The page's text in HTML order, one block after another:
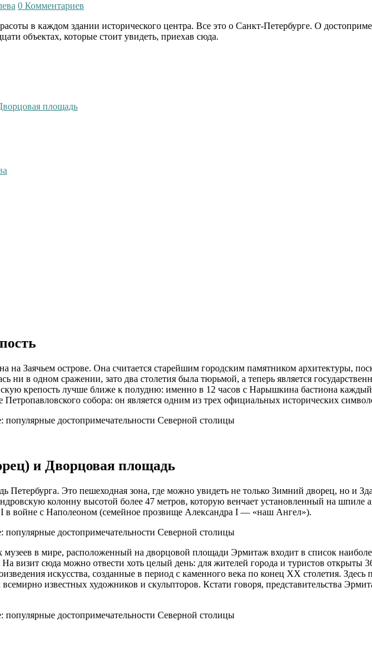
0 Комментариев
в каждом здании исторического центра. Все это о Санкт-Петербурге. О
объектах, которые стоит увидеть, приехав сюда.
площадь
на Заячьем острове. Она считается старейшим городским памятником архитектуры,
ни в одном сражении, зато два столетия была тюрьмой, а теперь является
крепость лучше ближе к полудню: именно в 12 часов с Нарышкина бастиона каждый
собора: он является одним из трех официальных исторических
и Дворцовая площадь
Петербурга. Это пешеходная зона, где можно увидеть не только Зимний дворец, но и
колонну высотой более 47 метров, которую венчает установленный на
I в войне с Наполеоном (семейное прозвище Александра I — «наш Ангел»).
в мире, расположенный на дворцовой площади Эрмитаж входит в список
визит сюда можно отвести хоть целый день: для жителей города и туристов открыты
искусства, созданные в период с каменного века по конец XX столетия.
известных художников и скульпторов. Кстати говоря, представительства